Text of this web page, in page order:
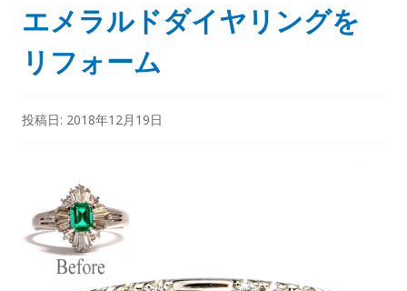
エメラルドダイヤリングを
リフォーム
投稿日: 2018年12月19日